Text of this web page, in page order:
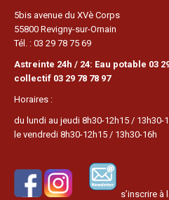
5bis avenue du XVè Corps
55800 Revigny-sur-Ornain
Tél. : 03 29 78 75 69
Astreinte 24h / 24: Eau potable 03
collectif 03 29 78 78 97
Horaires :
du lundi au jeudi 8h30-12h15 / 13h30-
le vendredi 8h30-12h15 / 13h30-16h
s’inscrire à